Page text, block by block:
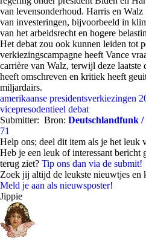
van levensonderhoud. Harris en
van investeringen, bijvoorbeeld in
van het arbeidsrecht en hogere
Het debat zou ook kunnen leiden tot
verkiezingscampagne heeft Vance
carrière van Walz, terwijl deze
heeft omschreven en kritiek heeft
miljardairs.
amerikaanse presidentsverkiezingen
vicepresodentieel debat
Submitter: Bron: Deutschlandfunk /
71
Help ons; deel dit item als je het leuk
Heb je een leuk of interessant
terug ziet? Tip ons dan via de submit!
Zoek jij altijd de leukste nieuwtjes en
Meld je aan als nieuwsposter!
Jippie